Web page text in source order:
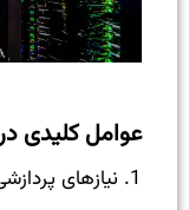
عوامل کلیدی
1. نیازهای پردازشی